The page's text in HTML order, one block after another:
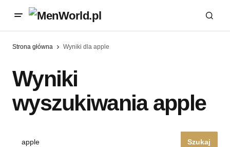
Strona główna Wyniki dla apple
Wyniki
wyszukiwania apple
Szukaj